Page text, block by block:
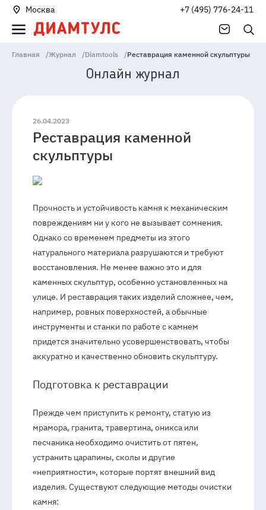
Москва +7 (495) 776-24-11
Главная /Журнал /Diamtools /Реставрация каменной скульптуры
Онлайн журнал
26.04.2023
Реставрация каменной
скульптуры
Прочность и устойчивость камня к механическим
повреждениям ни у кого не вызывает сомнения.
Однако со временем предметы из этого
натурального материала разрушаются и требуют
восстановления. Не менее важно это и для
каменных скульптур, особенно установленных на
улице. И реставрация таких изделий сложнее, чем,
например, ровных поверхностей, а обычные
инструменты и станки по работе с камнем
придется значительно усовершенствовать, чтобы
аккуратно и качественно обновить скульптуру.
Подготовка к реставрации
Прежде чем приступить к ремонту, статую из
мрамора, гранита, травертина, оникса или
песчаника необходимо очистить от пятен,
устранить царапины, сколы и другие
«неприятности», которые портят внешний вид
изделия. Существуют следующие методы очистки
камня:
Россия
Московская
областьМытищиПроектируемыйпроезд
4529,
Владение